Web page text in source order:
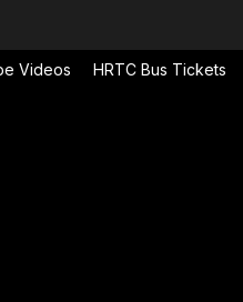
Videos HRTC Bus Tickets